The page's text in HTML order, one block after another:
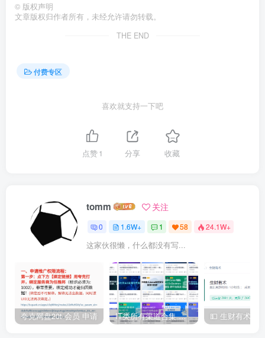
© 版权声明
文章版权归作者所有，未经允许请勿转载。
THE END
付费专区
喜欢就支持一下吧
点赞1 分享 收藏
tomm 关注
0 1.6W+ 1 58 24.1W+
这家伙很懒，什么都没有写...
夸克网盘20t 会员 申请 IT类所有渠道合集 持续日更，目前近四千多条资源 年费用户微信私信获取权限